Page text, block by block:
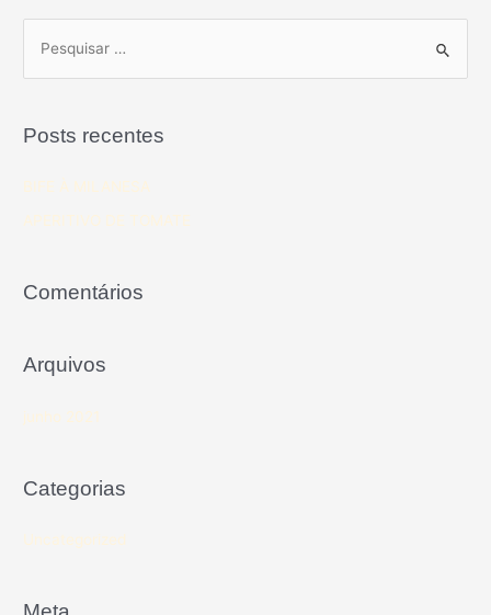
Posts recentes
BIFE À MILANESA
APERITIVO DE TOMATE
Comentários
Arquivos
junho 2021
Categorias
Uncategorized